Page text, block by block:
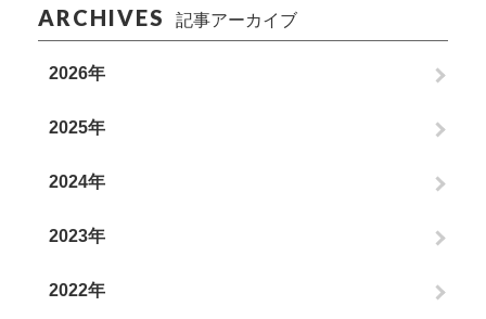
ARCHIVES 記事アーカイブ
2026年
2025年
2024年
2023年
2022年